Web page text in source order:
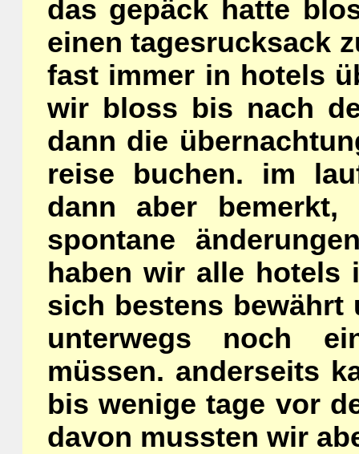
das gepäck hatte
einen tagesrucksack
fast immer in hotels
wir bloss bis nach
dann die
reise buchen. im
dann aber
spontane
haben wir alle hotels
sich bestens bewährt
unterwegs noch
müssen. anderseits
bis wenige tage vor
davon mussten wir